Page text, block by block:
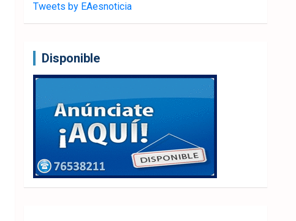
Tweets by EAesnoticia
Disponible